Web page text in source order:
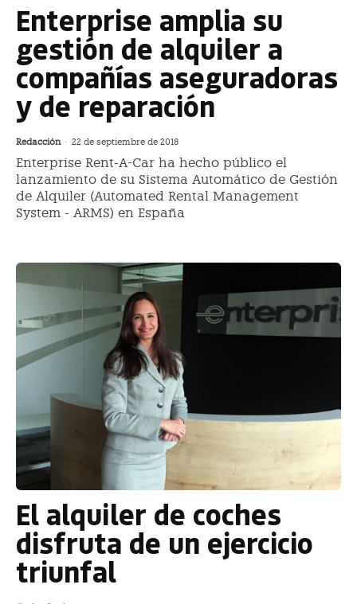
Enterprise amplia su
gestión de alquiler a
compañías aseguradoras
y de reparación
Redacción - 22 de septiembre de 2018
Enterprise Rent-A-Car ha hecho público el
lanzamiento de su Sistema Automático de Gestión
de Alquiler (Automated Rental Management
System - ARMS) en España
El alquiler de coches
disfruta de un ejercicio
triunfal